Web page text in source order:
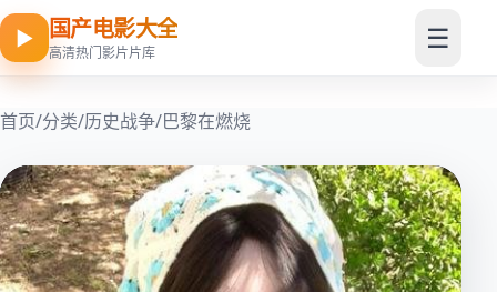
▶ 国产电影大全
高清热门影片片库 ☰
首页/分类/历史战争/巴黎在燃烧